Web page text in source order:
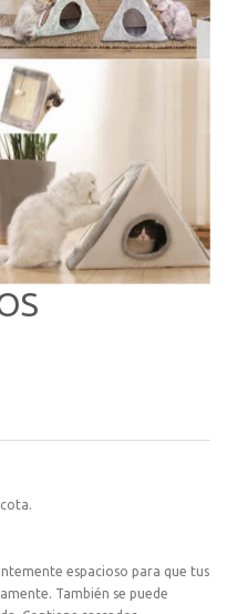
espacioso para que tus
También se puede